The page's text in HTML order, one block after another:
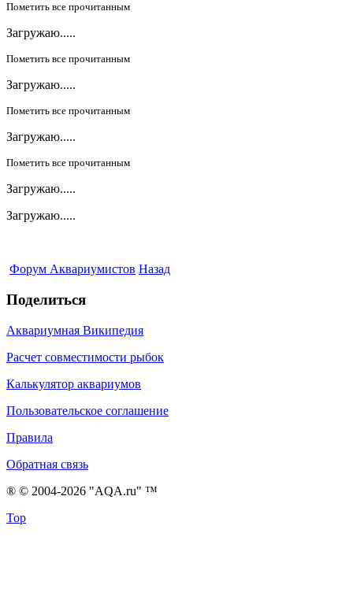
Пометить все прочитанным
Загружаю.....
Пометить все прочитанным
Загружаю.....
Пометить все прочитанным
Загружаю.....
Пометить все прочитанным
Загружаю.....
Загружаю.....
Форум Аквариумистов Назад
Поделиться
Аквариумная Википедия
Расчет совместимости рыбок
Калькулятор аквариумов
Пользовательское соглашение
Правила
Обратная связь
® © 2004-2026 "AQA.ru" ™
Top